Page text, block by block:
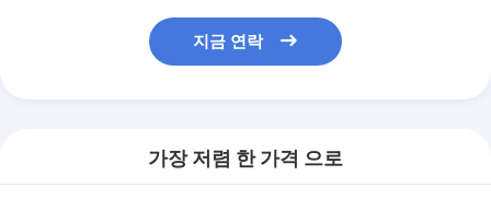
지금 연락
가장 저렴 한 가격 으로